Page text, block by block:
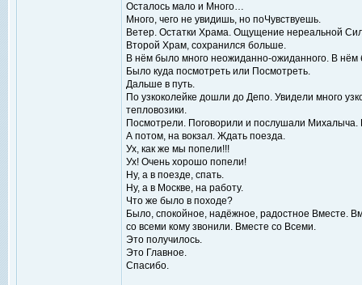
Осталось мало и Много…
Много, чего не увидишь, но поЧувствуешь.
Ветер. Остатки Храма. Ощущение нереальной
Второй Храм, сохранился больше.
В нём было много неожиданно-ожиданного. В нём
Было куда посмотреть или Посмотреть.
Дальше в путь.
По узкоколейке дошли до Депо. Увидели много
тепловозики.
Посмотрели. Поговорили и послушали Михалыча.
А потом, на вокзал. Ждать поезда.
Ух, как же мы попели!!!
Ух! Очень хорошо попели!
Ну, а в поезде, спать.
Ну, а в Москве, на работу.
Что же было в походе?
Было, спокойное, надёжное, радостное Вместе.
со всеми кому звонили. Вместе со Всеми.
Это получилось.
Это Главное.
Спасибо.